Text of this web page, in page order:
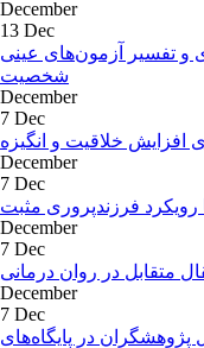
December
13 Dec
و تفسیر آزمون‌های عینی
شخصیت
December
7 Dec
افزایش خلاقیت و انگیزه
December
7 Dec
فرزندپروری مثبت
December
7 Dec
متقابل در روان درمانی
December
7 Dec
پژوهشگران در پایگاه‌های